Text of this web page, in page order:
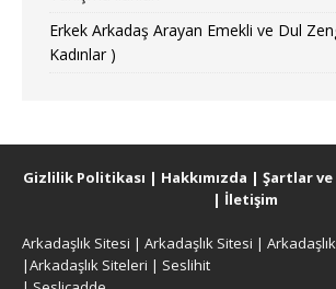
Erkek Arkadaş Arayan Emekli ve Dul
Kadınlar )
Gizlilik Politikası | Hakkımızda | Şartlar
| İletişim
Arkadaşlık Sitesi | Arkadaşlık Sitesi |
|Arkadaşlık Siteleri | Seslihit